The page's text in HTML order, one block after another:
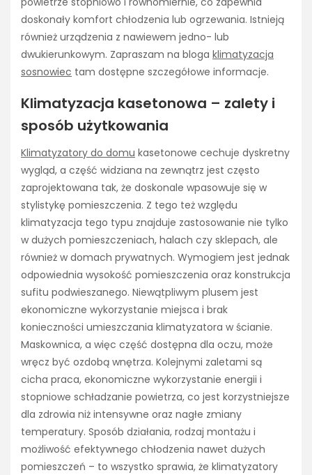
doskonały komfort chłodzenia lub ogrzewania. Istnieją
również urządzenia z nawiewem jedno- lub
dwukierunkowym. Zapraszam na bloga klimatyzacja
sosnowiec tam dostępne szczegółowe informacje.
Klimatyzacja kasetonowa – zalety i
sposób użytkowania
Klimatyzatory do domu kasetonowe cechuje dyskretny
wygląd, a część widziana na zewnątrz jest często
zaprojektowana tak, że doskonale wpasowuje się w
stylistykę pomieszczenia. Z tego też względu
klimatyzacja tego typu znajduje zastosowanie nie tylko
w dużych pomieszczeniach, halach czy sklepach, ale
również w domach prywatnych. Wymogiem jest jednak
odpowiednia wysokość pomieszczenia oraz konstrukcja
sufitu podwieszanego. Niewątpliwym plusem jest
ekonomiczne wykorzystanie miejsca i brak
konieczności umieszczania klimatyzatora w ścianie.
Maskownica, a więc część dostępna dla oczu, może
wręcz być ozdobą wnętrza. Kolejnymi zaletami są
cicha praca, ekonomiczne wykorzystanie energii i
stopniowe schładzanie powietrza, co jest korzystniejsze
dla zdrowia niż intensywne oraz nagłe zmiany
temperatury. Sposób działania, rodzaj montażu i
możliwość efektywnego chłodzenia nawet dużych
pomieszczeń – to wszystko sprawia, że klimatyzatory